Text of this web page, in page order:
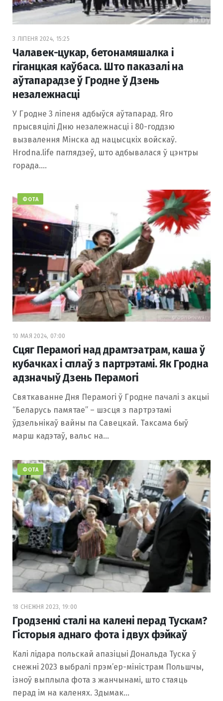
3 ЛІПЕНЯ 2024, 15:25
Чалавек-цукар, бетонамяшалка і
гіганцкая каўбаса. Што паказалі на
аўтапарадзе ў Гродне ў Дзень
незалежнасці
У Гродне 3 ліпеня адбыўся аўтапарад. Яго
прысвяцілі Дню незалежнасці і 80-годдзю
вызвалення Мінска ад нацысцкіх войскаў.
Hrodna.life паглядзеў, што адбывалася ў цэнтры
горада.…
ФОТА
10 МАЯ 2024, 07:00
Сцяг Перамогі над драмтэатрам, каша ў
кубачках і сплаў з партрэтамі. Як Гродна
адзначыў Дзень Перамогі
Святкаванне Дня Перамогі ў Гродне пачалі з акцыі
“Беларусь памятае” – шэсця з партрэтамі
ўдзельнікаў вайны па Савецкай. Таксама быў
марш кадэтаў, вальс на…
ФОТА
18 СНЕЖНЯ 2023, 19:00
Гродзенкі сталі на калені перад Тускам?
Гісторыя аднаго фота і двух фэйкаў
Калі лідара польскай апазіцыі Дональда Туска ў
снежні 2023 выбралі прэм’ер-міністрам Польшчы,
ізноў выплыла фота з жанчынамі, што стаяць
перад ім на каленях. Здымак…